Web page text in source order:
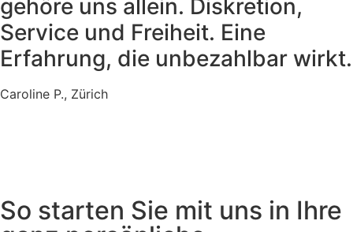
gehöre uns allein. Diskretion,
Service und Freiheit. Eine
Erfahrung, die unbezahlbar wirkt.
Caroline P., Zürich
So starten Sie mit uns in Ihre